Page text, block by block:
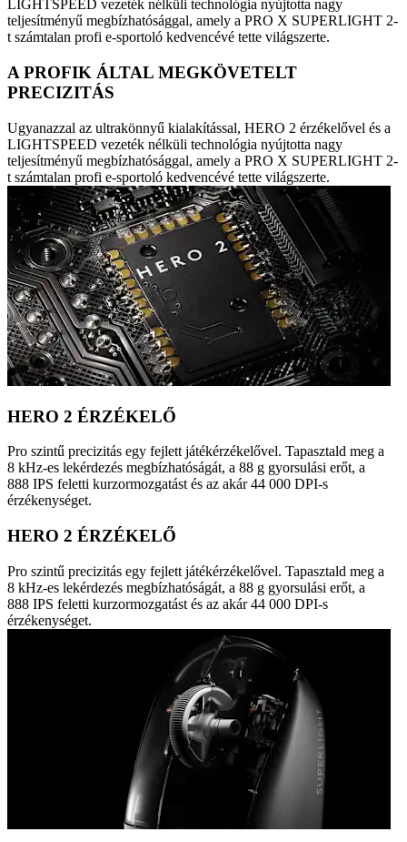
LIGHTSPEED vezeték nélküli technológia nyújtotta nagy
teljesítményű megbízhatósággal, amely a PRO X SUPERLIGHT 2-
t számtalan profi e-sportoló kedvencévé tette világszerte.
A PROFIK ÁLTAL MEGKÖVETELT
PRECIZITÁS
Ugyanazzal az ultrakönnyű kialakítással, HERO 2 érzékelővel és a
LIGHTSPEED vezeték nélküli technológia nyújtotta nagy
teljesítményű megbízhatósággal, amely a PRO X SUPERLIGHT 2-
t számtalan profi e-sportoló kedvencévé tette világszerte.
HERO 2 ÉRZÉKELŐ
Pro szintű precizitás egy fejlett játékérzékelővel. Tapasztald meg a
8 kHz-es lekérdezés megbízhatóságát, a 88 g gyorsulási erőt, a
888 IPS feletti kurzormozgatást és az akár 44 000 DPI‑s
érzékenységet.
HERO 2 ÉRZÉKELŐ
Pro szintű precizitás egy fejlett játékérzékelővel. Tapasztald meg a
8 kHz-es lekérdezés megbízhatóságát, a 88 g gyorsulási erőt, a
888 IPS feletti kurzormozgatást és az akár 44 000 DPI‑s
érzékenységet.